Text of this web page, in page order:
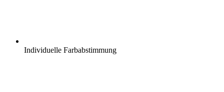
Individuelle Farbabstimmung